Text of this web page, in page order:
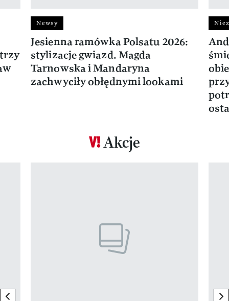
Newsy
Jesienna ramówka Polsatu 2026:
stylizacje gwiazd. Magda
Tarnowska i Mandaryna
zachwyciły obłędnymi lookami
Akcje
previous element